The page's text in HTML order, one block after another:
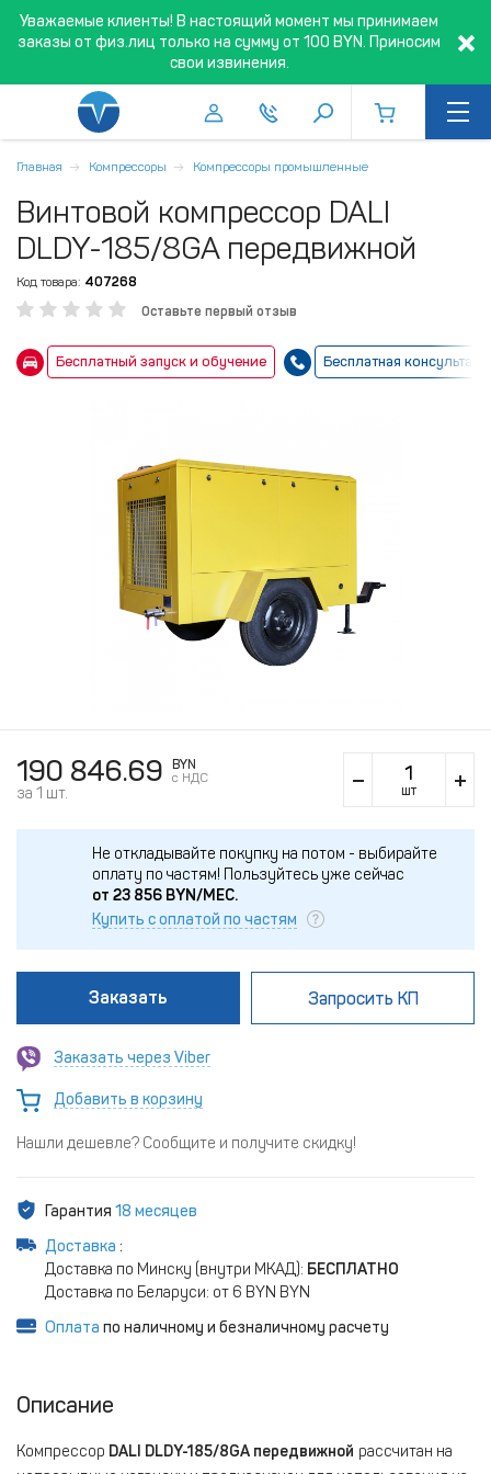
Уважаемые клиенты! В настоящий момент мы принимаем
заказы от физ.лиц только на сумму от 100 BYN. Приносим
свои извинения.
Главная Компрессоры Компрессоры промышленные
Винтовой компрессор DALI
DLDY-185/8GA передвижной
Код товара: 407268
Оставьте первый отзыв
Бесплатный запуск и обучение Бесплатная
190 846.69
BYN
c НДС
за 1 шт. шт
Не откладывайте покупку на потом - выбирайте
оплату по частям! Пользуйтесь уже сейчас
от 23 856 BYN/МЕС.
Купить с оплатой по частям
Заказать Запросить КП
Заказать через Viber
Добавить в корзину
Нашли дешевле? Сообщите и получите скидку!
Гарантия 18 месяцев
Доставка :
Доставка по Минску (внутри МКАД): БЕСПЛАТНО
Доставка по Беларуси: от 6 BYN BYN
Оплата по наличному и безналичному расчету
Описание
Компрессор DALI DLDY-185/8GA передвижной рассчитан на